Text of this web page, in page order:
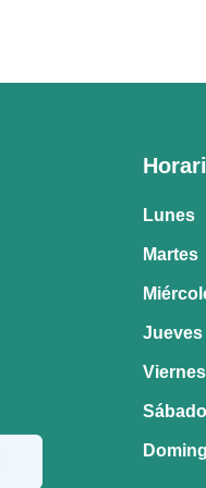
Lunes
Martes
Jueves
Viernes
Sábado